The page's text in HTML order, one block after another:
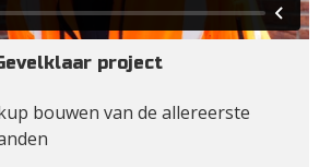
project
bouwen van de allereerste